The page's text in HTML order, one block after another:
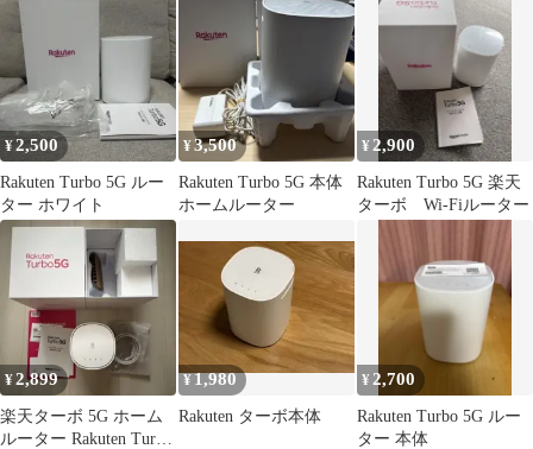
¥2,500
Rakuten Turbo 5G ルー
ター ホワイト
¥3,500
Rakuten Turbo 5G 本体
ホームルーター
¥ 2,900
Rakuten Turbo 5G 楽天
ターボ Wi-Fiルーター
¥2,899
楽天ターボ 5G ホーム
ルーター Rakuten Turbo
¥1,980
Rakuten ターボ本体
¥ 2,700
Rakuten Turbo 5G ルー
ター 本体